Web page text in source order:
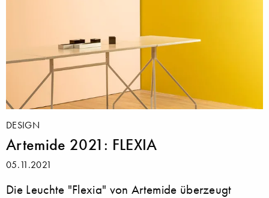
DESIGN
Artemide 2021: FLEXIA
05.11.2021
Die Leuchte "Flexia" von Artemide überzeugt